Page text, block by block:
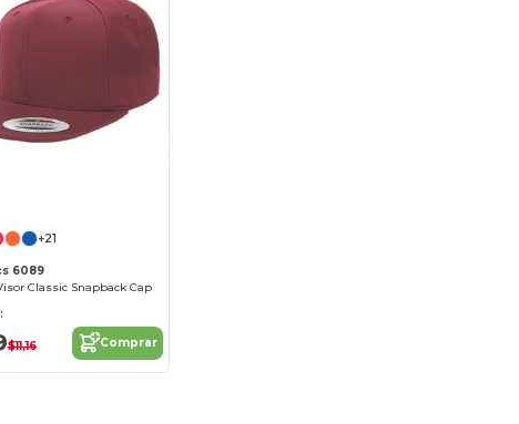
+21
6089
Classic Snapback Cap
$11,16 Comprar